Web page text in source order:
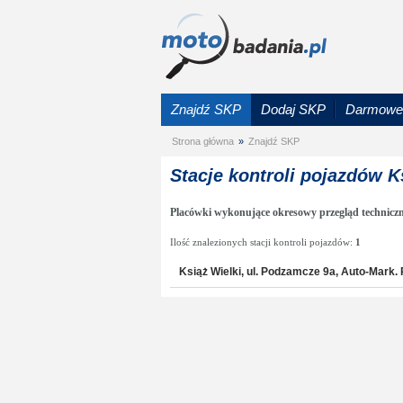
Znajdź SKP Dodaj SKP
Strona główna » Znajdź SKP
Stacje kontroli pojazdów
Placówki wykonujące okresowy przegląd
Ilość znalezionych stacji kontroli pojazdów: 1
Książ Wielki, ul. Podzamcze 9a, Auto-